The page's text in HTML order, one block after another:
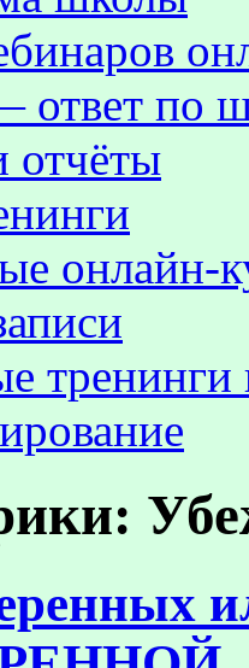
ответ по
отчёты
онлайн-
тренинги